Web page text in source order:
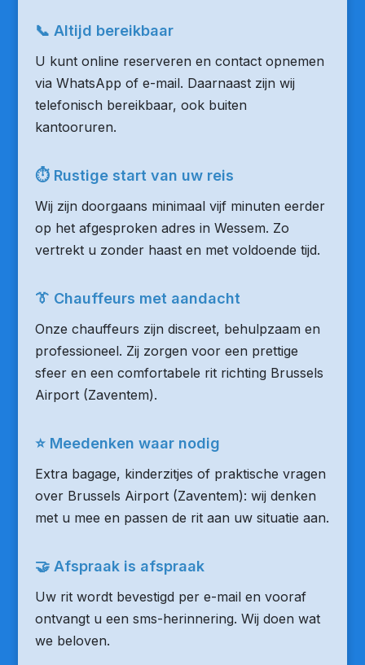
📞 Altijd bereikbaar
U kunt online reserveren en contact opnemen
via WhatsApp of e-mail. Daarnaast zijn wij
telefonisch bereikbaar, ook buiten
kantooruren.
⏱ Rustige start van uw reis
Wij zijn doorgaans minimaal vijf minuten eerder
op het afgesproken adres in Wessem. Zo
vertrekt u zonder haast en met voldoende tijd.
👔 Chauffeurs met aandacht
Onze chauffeurs zijn discreet, behulpzaam en
professioneel. Zij zorgen voor een prettige
sfeer en een comfortabele rit richting Brussels
Airport (Zaventem).
⭐ Meedenken waar nodig
Extra bagage, kinderzitjes of praktische vragen
over Brussels Airport (Zaventem): wij denken
met u mee en passen de rit aan uw situatie aan.
🤝 Afspraak is afspraak
Uw rit wordt bevestigd per e-mail en vooraf
ontvangt u een sms-herinnering. Wij doen wat
we beloven.